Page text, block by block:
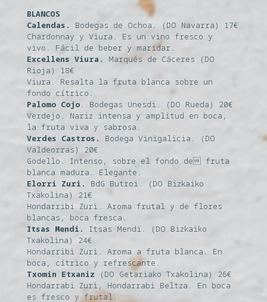
BLANCOS
Calendas. Bodegas de Ochoa. (DO Navarra) 17€
Chardonnay y Viura. Es un vino fresco y
vivo. Fácil de beber y maridar.
Excellens Viura. Marqués de Cáceres (DO
Rioja) 18€
Viura. Resalta la fruta blanca sobre un
fondo cítrico.
Palomo Cojo. Bodegas Unesdi. (DO Rueda) 20€
Verdejo. Nariz intensa y amplitud en boca,
la fruta viva y sabrosa.
Verdes Castros. Bodega Vinigalicia. (DO
Valdeorras) 20€
Godello. Intenso, sobre el fondo de fruta
blanca madura. Elegante.
Elorri Zuri. BdG Butroi. (DO Bizkaiko
Txakolina) 21€
Hondarribi Zuri. Aroma frutal y de flores
blancas, boca fresca.
Itsas Mendi.
Itsas Mendi. (DO Bizkaiko
Txakolina) 24€
Hondarribi Zuri. Aroma a fruta blanca. En
boca, cítrico y refrescante.
Txomin Etxaniz
(DO Getariako Txakolina) 26€
Hondarrabi Zuri, Hondarrabi Beltza. En boca
es fresco y frutal.